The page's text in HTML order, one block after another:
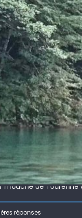
!
mouche de Tourenne
( 63 )
réponses